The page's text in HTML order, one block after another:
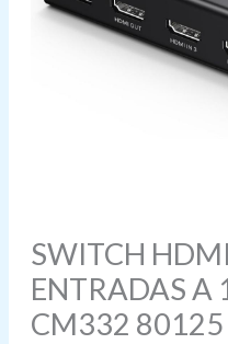
SWITCH
ENTRADAS A
CM332